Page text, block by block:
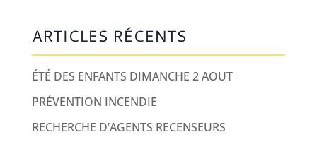
ARTICLES RÉCENTS
ÉTÉ DES ENFANTS DIMANCHE 2 AOUT
PRÉVENTION INCENDIE
RECHERCHE D’AGENTS RECENSEURS